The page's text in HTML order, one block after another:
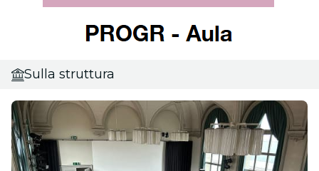
Sulla struttura